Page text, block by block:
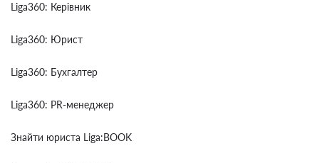
Liga360: Керівник
Liga360: Юрист
Liga360: Бухгалтер
Liga360: PR-менеджер
Знайти юриста Liga:BOOK